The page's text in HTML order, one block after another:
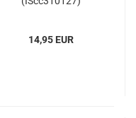
14,95 EUR